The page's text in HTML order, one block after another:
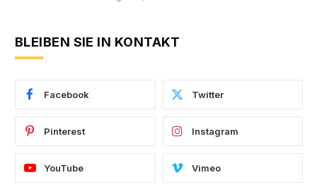
BLEIBEN SIE IN KONTAKT
Facebook Twitter
Pinterest Instagram
YouTube Vimeo